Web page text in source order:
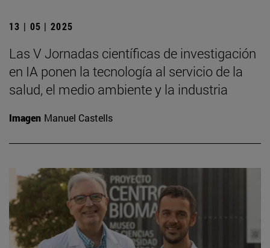
13 | 05 | 2025
Las V Jornadas científicas de investigación
en IA ponen la tecnología al servicio de la
salud, el medio ambiente y la industria
Imagen Manuel Castells